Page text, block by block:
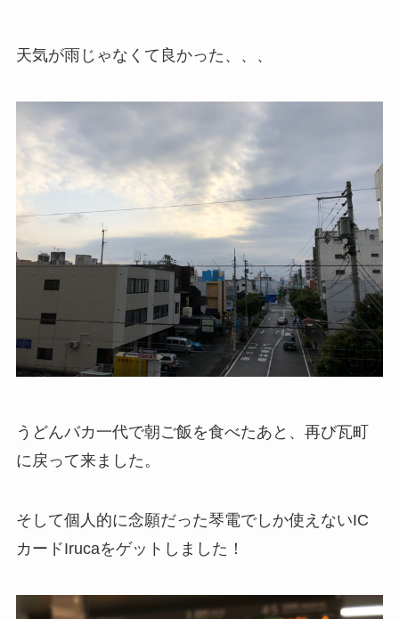
天気が雨じゃなくて良かった、、、
うどんバカ一代で朝ご飯を食べたあと、再び瓦町
に戻って来ました。
そして個人的に念願だった琴電でしか使えないIC
カードIrucaをゲットしました！